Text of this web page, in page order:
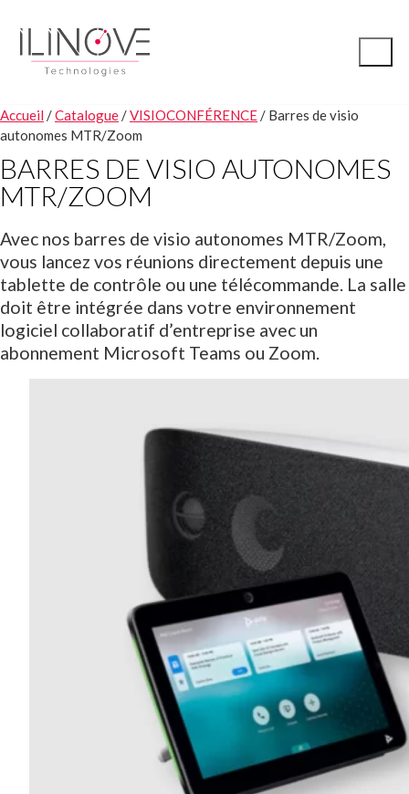
Accueil /Catalogue/VISIOCONFÉRENCE/ Barres de visio
autonomes MTR/Zoom
BARRES DE VISIO AUTONOMES
MTR/ZOOM
Avec nos barres de visio autonomes MTR/Zoom,
vous lancez vos réunions directement depuis une
tablette de contrôle ou une télécommande. La salle
doit être intégrée dans votre environnement
logiciel collaboratif d’entreprise avec un
abonnement Microsoft Teams ou Zoom.